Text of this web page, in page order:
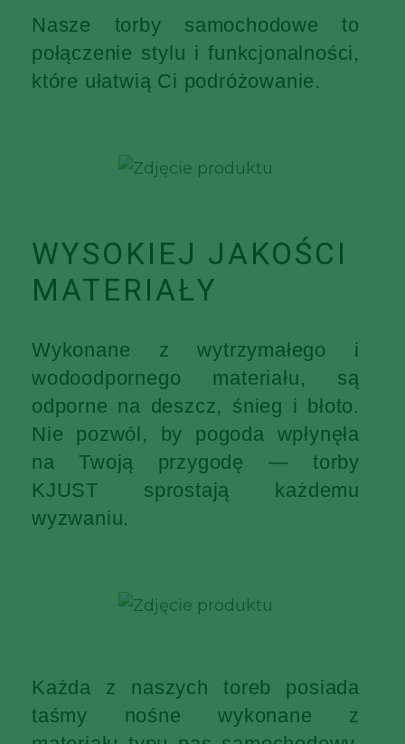
Nasze torby samochodowe to
połączenie stylu i funkcjonalności,
które ułatwią Ci podróżowanie.
WYSOKIEJ JAKOŚCI
MATERIAŁY
Wykonane z wytrzymałego i
wodoodpornego materiału, są
odporne na deszcz, śnieg i błoto.
Nie pozwól, by pogoda wpłynęła
na Twoją przygodę — torby
KJUST sprostają każdemu
wyzwaniu.
Każda z naszych toreb posiada
taśmy nośne wykonane z